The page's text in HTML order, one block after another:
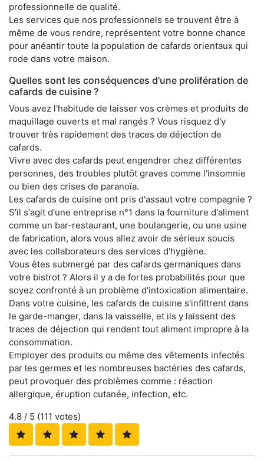
professionnelle de qualité.
Les services que nos professionnels se trouvent être à
même de vous rendre, représentent votre bonne chance
pour anéantir toute la population de cafards orientaux qui
rode dans votre maison.
Quelles sont les conséquences d'une prolifération de
cafards de cuisine ?
Vous avez l'habitude de laisser vos crèmes et produits de
maquillage ouverts et mal rangés ? Vous risquez d'y
trouver très rapidement des traces de déjection de
cafards.
Vivre avec des cafards peut engendrer chez différentes
personnes, des troubles plutôt graves comme l'insomnie
ou bien des crises de paranoïa.
Les cafards de cuisine ont pris d'assaut votre compagnie ?
S'il s'agit d'une entreprise n°1 dans la fourniture d'aliment
comme un bar-restaurant, une boulangerie, ou une usine
de fabrication, alors vous allez avoir de sérieux soucis
avec les collaborateurs des services d'hygiène.
Vous êtes submergé par des cafards germaniques dans
votre bistrot ? Alors il y a de fortes probabilités pour que
soyez confronté à un problème d'intoxication alimentaire.
Dans votre cuisine, les cafards de cuisine s'infiltrent dans
le garde-manger, dans la vaisselle, et ils y laissent des
traces de déjection qui rendent tout aliment impropre à la
consommation.
Employer des produits ou même des vêtements infectés
par les germes et les nombreuses bactéries des cafards,
peut provoquer des problèmes comme : réaction
allergique, éruption cutanée, infection, etc.
4.8 / 5 (111 votes)